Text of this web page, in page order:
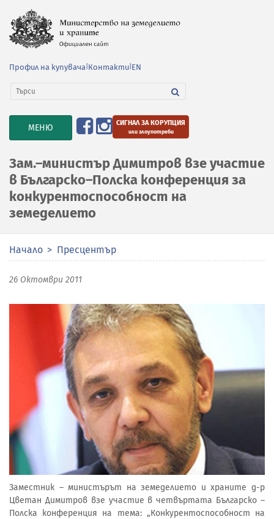
Профил на купувача Контакти EN
TOGGLE
NAVIGATION
МЕНЮ СИГНАЛ ЗА КОРУПЦИЯ
или злоупотреби
Зам.–министър Димитров взе участие
в Българско–Полска конференция за
конкурентоспособност на
земеделието
Начало Пресцентър
26 Октомври 2011
Заместник – министърът на земеделието и храните д-р
Цветан Димитров взе участие в четвъртата Българско –
Полска конференция на тема: „Конкурентоспособност на